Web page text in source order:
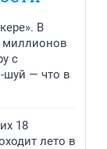
В
миллионов
с
— что в
18
лето в